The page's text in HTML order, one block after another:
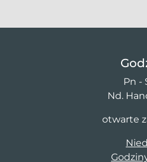
Pn -
Nd.
otwarte